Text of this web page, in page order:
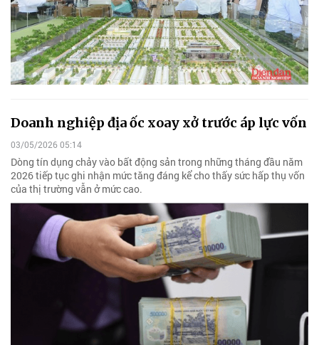
Doanh nghiệp địa ốc xoay xở trước áp lực vốn
03/05/2026 05:14
Dòng tín dụng chảy vào bất động sản trong những tháng đầu năm
2026 tiếp tục ghi nhận mức tăng đáng kể cho thấy sức hấp thụ vốn
của thị trường vẫn ở mức cao.